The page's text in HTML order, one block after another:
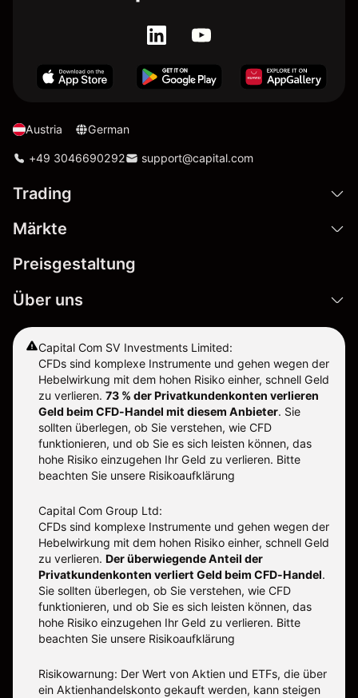
Austria German
+49 3046690292 support@capital.com
Trading
Märkte
Preisgestaltung
Über uns
Capital Com SV Investments Limited:
CFDs sind komplexe Instrumente und gehen wegen der
Hebelwirkung mit dem hohen Risiko einher, schnell Geld
zu verlieren. 73 % der Privatkundenkonten verlieren
Geld beim CFD-Handel mit diesem Anbieter. Sie
sollten überlegen, ob Sie verstehen, wie CFD
funktionieren, und ob Sie es sich leisten können, das
hohe Risiko einzugehen Ihr Geld zu verlieren. Bitte
beachten Sie unsere Risikoaufklärung
Capital Com Group Ltd:
CFDs sind komplexe Instrumente und gehen wegen der
Hebelwirkung mit dem hohen Risiko einher, schnell Geld
zu verlieren. Der überwiegende Anteil der
Privatkundenkonten verliert Geld beim CFD-Handel.
Sie sollten überlegen, ob Sie verstehen, wie CFD
funktionieren, und ob Sie es sich leisten können, das
hohe Risiko einzugehen Ihr Geld zu verlieren. Bitte
beachten Sie unsere Risikoaufklärung
Risikowarnung: Der Wert von Aktien und ETFs, die über
ein Aktienhandelskonto gekauft werden, kann steigen